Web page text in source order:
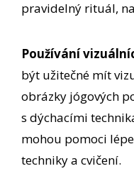
pravidelný rituál,
Používání
být užitečné mít
obrázky jógových
s dýchacími
mohou pomoci
techniky a cvičení.